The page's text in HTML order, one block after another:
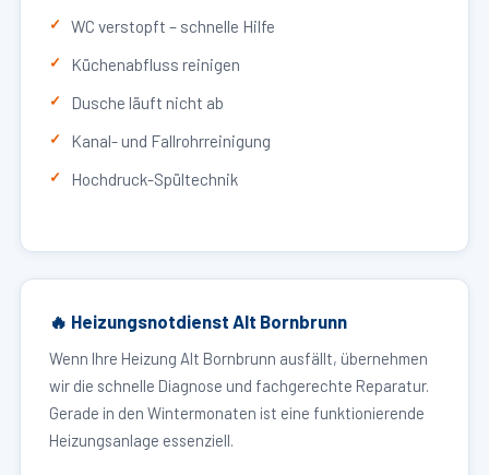
WC verstopft – schnelle Hilfe
Küchenabfluss reinigen
Dusche läuft nicht ab
Kanal- und Fallrohrreinigung
Hochdruck-Spültechnik
🔥 Heizungsnotdienst Alt Bornbrunn
Wenn Ihre Heizung Alt Bornbrunn ausfällt, übernehmen
wir die schnelle Diagnose und fachgerechte Reparatur.
Gerade in den Wintermonaten ist eine funktionierende
Heizungsanlage essenziell.